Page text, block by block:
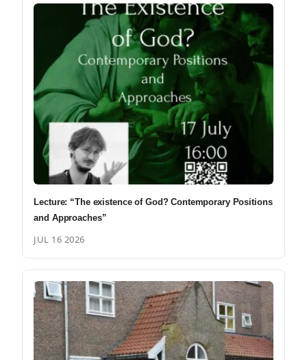
Lecture: “The existence of God? Contemporary Positions
and Approaches”
JUL 16 2026